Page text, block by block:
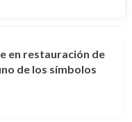
en restauración de
de los símbolos